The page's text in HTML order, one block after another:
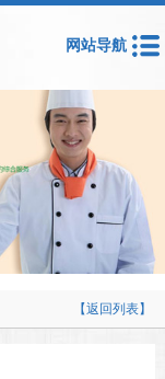
网站导航
【返回列表】